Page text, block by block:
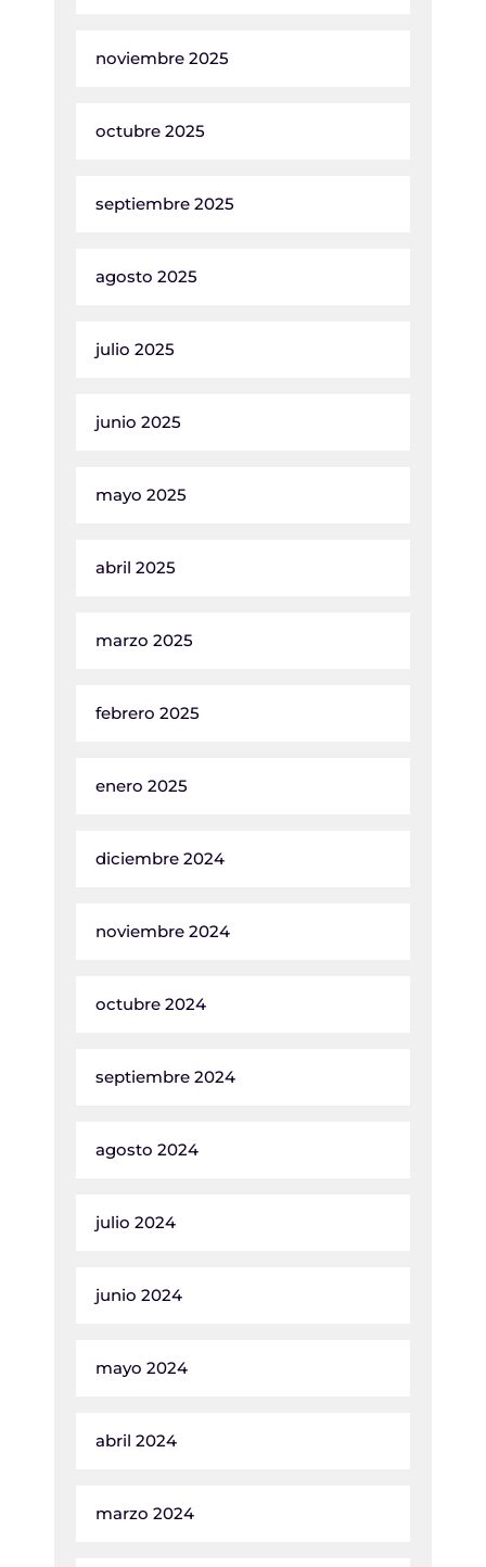
noviembre 2025
octubre 2025
septiembre 2025
agosto 2025
julio 2025
junio 2025
mayo 2025
abril 2025
marzo 2025
febrero 2025
enero 2025
diciembre 2024
noviembre 2024
octubre 2024
septiembre 2024
agosto 2024
julio 2024
junio 2024
mayo 2024
abril 2024
marzo 2024